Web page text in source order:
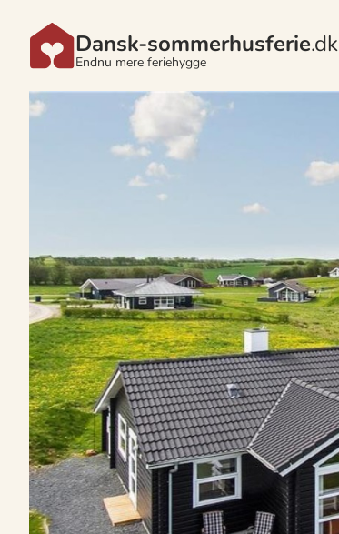
Dansk-sommerhusferie.dk
Endnu mere feriehygge